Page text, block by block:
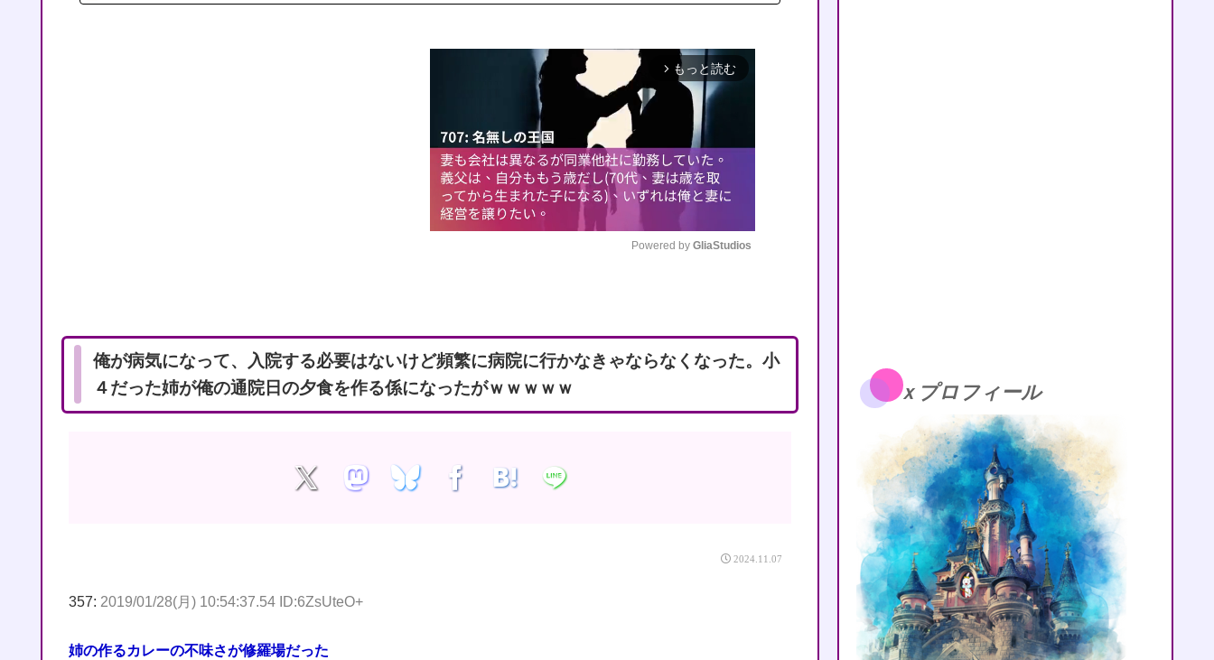
arrow_forward_ios もっと読む
e
Powered by GliaStudios
俺が病気になって、入院する必要はないけど頻繁に病院に行かなきゃならなくなった。小
４だった姉が俺の通院日の夕食を作る係になったがｗｗｗｗｗ
2024.11.07
357: 2019/01/28(月) 10:54:37.54 ID:6ZsUteO+
姉の作るカレーの不味さが修羅場だった
ｘプロフィール